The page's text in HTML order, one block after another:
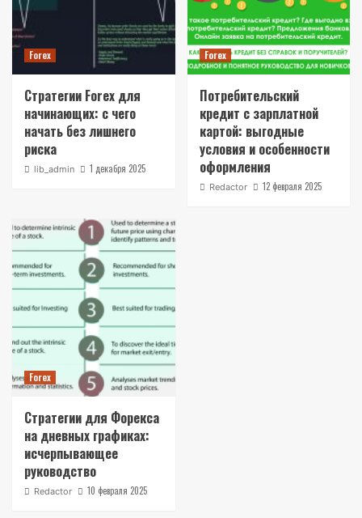
Forex
Стратегии Forex для
начинающих: с чего
начать без лишнего
риска
lib_admin 1 декабря 2025
Forex
Потребительский
кредит с зарплатной
картой: выгодные
условия и особенности
оформления
Redactor 12 февраля 2025
Forex
Стратегии для Форекса
на дневных графиках:
исчерпывающее
руководство
Redactor 10 февраля 2025